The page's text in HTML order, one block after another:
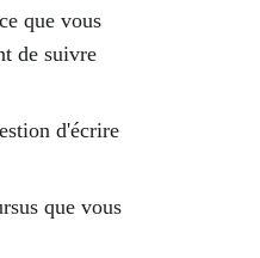
que vous
de suivre
d'écrire
que vous